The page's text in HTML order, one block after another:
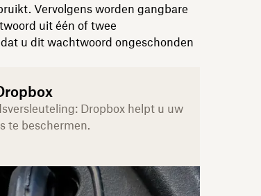
Vervolgens worden gangbare
uit één of twee
u dit wachtwoord ongeschonden
Dropbox helpt u uw
te beschermen.